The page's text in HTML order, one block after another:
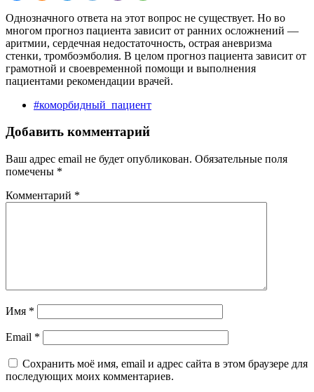
Однозначного ответа на этот вопрос не существует. Но во
многом прогноз пациента зависит от ранних осложнений —
аритмии, сердечная недостаточность, острая аневризма
стенки, тромбоэмболия. В целом прогноз пациента зависит от
грамотной и своевременной помощи и выполнения
пациентами рекомендации врачей.
#коморбидный_пациент
Добавить комментарий
Ваш адрес email не будет опубликован. Обязательные поля
помечены *
Комментарий *
Имя *
Email *
Сохранить моё имя, email и адрес сайта в этом браузере для
последующих моих комментариев.